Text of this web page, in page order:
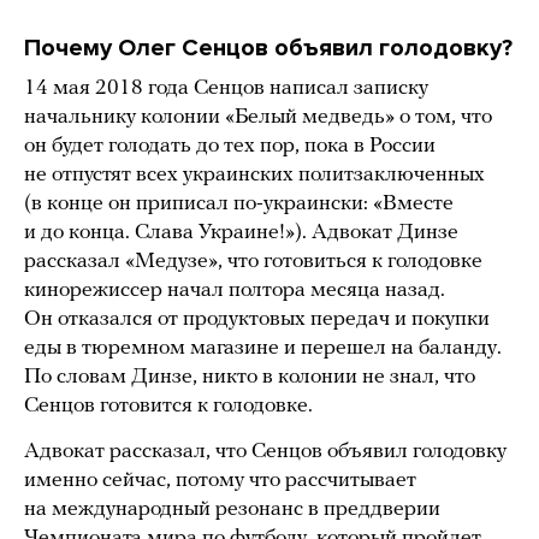
Почему Олег Сенцов объявил голодовку?
14 мая 2018 года Сенцов написал записку
начальнику колонии «Белый медведь» о том, что
он будет голодать до тех пор, пока в России
не отпустят всех украинских политзаключенных
(в конце он приписал по-украински: «Вместе
и до конца. Слава Украине!»). Адвокат Динзе
рассказал «Медузе», что готовиться к голодовке
кинорежиссер начал полтора месяца назад.
Он отказался от продуктовых передач и покупки
еды в тюремном магазине и перешел на баланду.
По словам Динзе, никто в колонии не знал, что
Сенцов готовится к голодовке.
Адвокат рассказал, что Сенцов объявил голодовку
именно сейчас, потому что рассчитывает
на международный резонанс в преддверии